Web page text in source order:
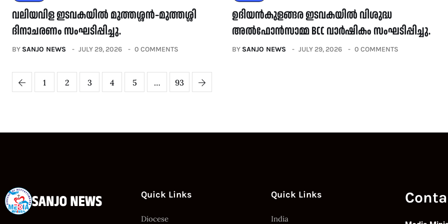
വലിയവിള ഇടവകയിൽ മുത്തശ്ശൻ–മുത്തശ്ശി
ദിനാചരണം സംഘടിപ്പിച്ചു.
BY SANJO NEWS JULY 29, 2026 0 COMMENTS
ഉദിയൻകുളങ്ങര ഇടവകയിൽ വിശുദ്ധ
അൽഫോൻസാമ്മ BCC വാർഷികം സംഘടിപ്പിച്ചു.
BY SANJO NEWS JULY 29, 2026 0 COMMENTS
1 2 3 4 5 … 93
Quick Links
Diocese
Quick Links
India